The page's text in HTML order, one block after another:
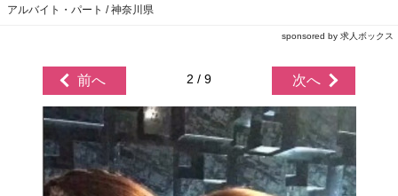
アルバイト・パート / 神奈川県
sponsored by 求人ボックス
前へ 2 / 9 次へ